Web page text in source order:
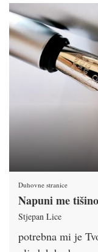
Duhovne stranice
Napuni me
Stjepan Lice
potrebna mi je